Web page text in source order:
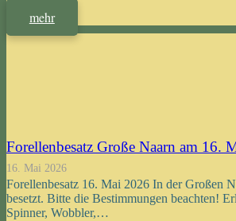
mehr
Forellenbesatz Große Naarn am 16.
16. Mai 2026
Forellenbesatz 16. Mai 2026 In der Großen
besetzt. Bitte die Bestimmungen beachten!
Spinner, Wobbler,…